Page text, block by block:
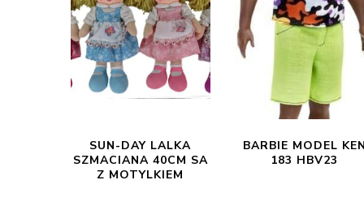
SUN-DAY LALKA
SZMACIANA 40CM SA
Z MOTYLKIEM
BARBIE MODEL
183 HBV23